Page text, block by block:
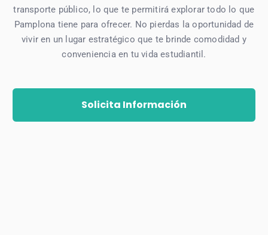
transporte público, lo que te permitirá explorar todo lo que
Pamplona tiene para ofrecer. No pierdas la oportunidad de
vivir en un lugar estratégico que te brinde comodidad y
conveniencia en tu vida estudiantil.
Solicita Información